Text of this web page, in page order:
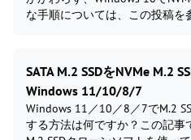
な手順については、この投稿を
SATA M.2 SSDをNVMe M.2
Windows 11/10/8/7
Windows 11／10／8／7でM.2
する方法は何ですか？この記事